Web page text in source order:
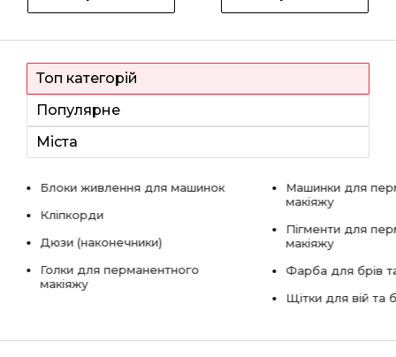
Топ категорій
Популярне
Міста
Блоки живлення для машинок
Кліпкорди
Дюзи (наконечники)
Голки для перманентного
макіяжу
Машинки для
макіяжу
Пігменти для
макіяжу
Фарба для брів
Щітки для вій та